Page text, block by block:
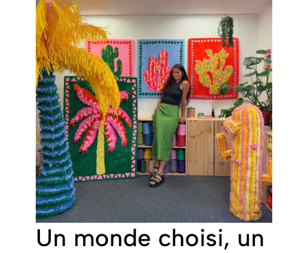
Un monde choisi, un